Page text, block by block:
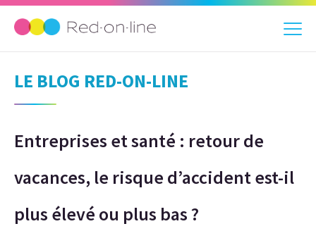
LE BLOG RED-ON-LINE
Entreprises et santé : retour de
vacances, le risque d’accident est-il
plus élevé ou plus bas ?